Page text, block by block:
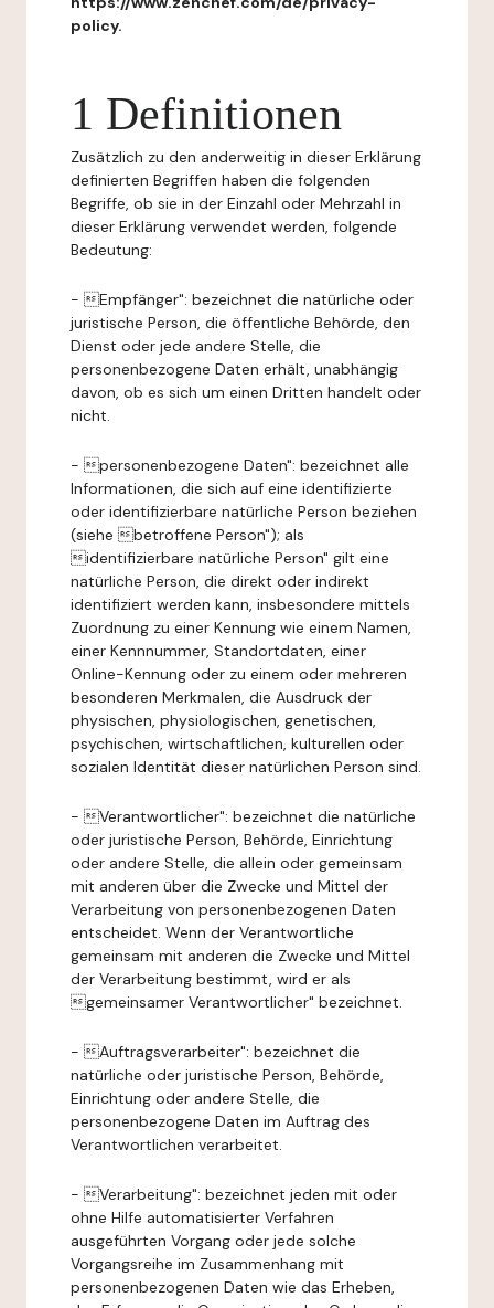
policy.
1 Definitionen
Zusätzlich zu den anderweitig in dieser Erklärung
definierten Begriffen haben die folgenden
Begriffe, ob sie in der Einzahl oder Mehrzahl in
dieser Erklärung verwendet werden, folgende
Bedeutung:
- Empfänger": bezeichnet die natürliche oder
juristische Person, die öffentliche Behörde, den
Dienst oder jede andere Stelle, die
personenbezogene Daten erhält, unabhängig
davon, ob es sich um einen Dritten handelt oder
nicht.
- personenbezogene Daten": bezeichnet alle
Informationen, die sich auf eine identifizierte
oder identifizierbare natürliche Person beziehen
(siehe betroffene Person"); als
identifizierbare natürliche Person" gilt eine
natürliche Person, die direkt oder indirekt
identifiziert werden kann, insbesondere mittels
Zuordnung zu einer Kennung wie einem Namen,
einer Kennnummer, Standortdaten, einer
Online-Kennung oder zu einem oder mehreren
besonderen Merkmalen, die Ausdruck der
physischen, physiologischen, genetischen,
psychischen, wirtschaftlichen, kulturellen oder
sozialen Identität dieser natürlichen Person sind.
- Verantwortlicher": bezeichnet die natürliche
oder juristische Person, Behörde, Einrichtung
oder andere Stelle, die allein oder gemeinsam
mit anderen über die Zwecke und Mittel der
Verarbeitung von personenbezogenen Daten
entscheidet. Wenn der Verantwortliche
gemeinsam mit anderen die Zwecke und Mittel
der Verarbeitung bestimmt, wird er als
gemeinsamer Verantwortlicher" bezeichnet.
- Auftragsverarbeiter": bezeichnet die
natürliche oder juristische Person, Behörde,
Einrichtung oder andere Stelle, die
personenbezogene Daten im Auftrag des
Verantwortlichen verarbeitet.
- Verarbeitung": bezeichnet jeden mit oder
ohne Hilfe automatisierter Verfahren
ausgeführten Vorgang oder jede solche
Vorgangsreihe im Zusammenhang mit
personenbezogenen Daten wie das Erheben,